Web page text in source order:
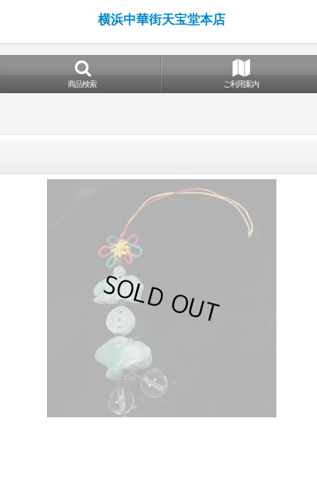
横浜中華街天宝堂本店
商品検索 ご利用案内